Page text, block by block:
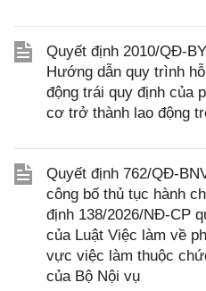
Quyết định 2010/QĐ-
Hướng dẫn quy trình
động trái quy định của
cơ trở thành lao động
Quyết định 762/QĐ-
công bố thủ tục hành
định 138/2026/NĐ-CP
của Luật Việc làm về
vực việc làm thuộc
của Bộ Nội vụ